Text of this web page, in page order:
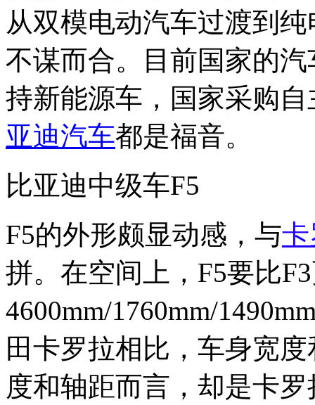
从双模电动汽车过渡到
不谋而合。目前国家的
持新能源车，国家采购
亚迪汽车都是福音。
比亚迪中级车F5
F5的外形颇显动感，与
拼。在空间上，F5要比
4600mm/1760mm/
田卡罗拉相比，车身宽
度和轴距而言，却是卡